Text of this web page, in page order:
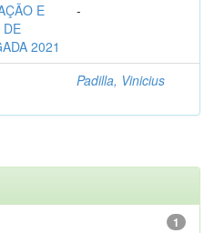
E
DE
2021
-
Padilla, Vinicius
1